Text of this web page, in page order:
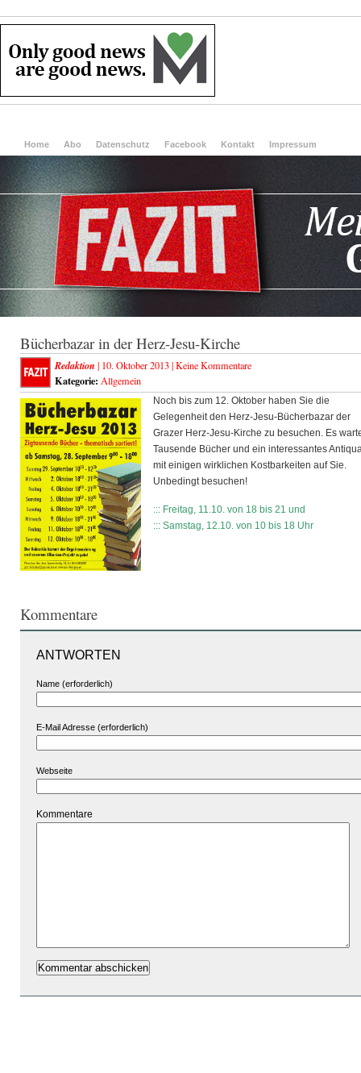
Home Abo Datenschutz Facebook Kontakt Impressum
Bücherbazar in der Herz-Jesu-Kirche
Redaktion | 10. Oktober 2013 |Keine Kommentare
Kategorie: Allgemein
Noch bis zum 12. Oktober haben Sie die
Gelegenheit den Herz-Jesu-Bücherbazar der
Grazer Herz-Jesu-Kirche zu besuchen. Es
Tausende Bücher und ein interessantes
mit einigen wirklichen Kostbarkeiten auf Sie.
Unbedingt besuchen!
::: Freitag, 11.10. von 18 bis 21 und
::: Samstag, 12.10. von 10 bis 18 Uhr
Kommentare
ANTWORTEN
Name (erforderlich)
E-Mail Adresse (erforderlich)
Webseite
Kommentare